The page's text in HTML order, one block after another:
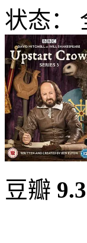
状态：
豆瓣 9.3